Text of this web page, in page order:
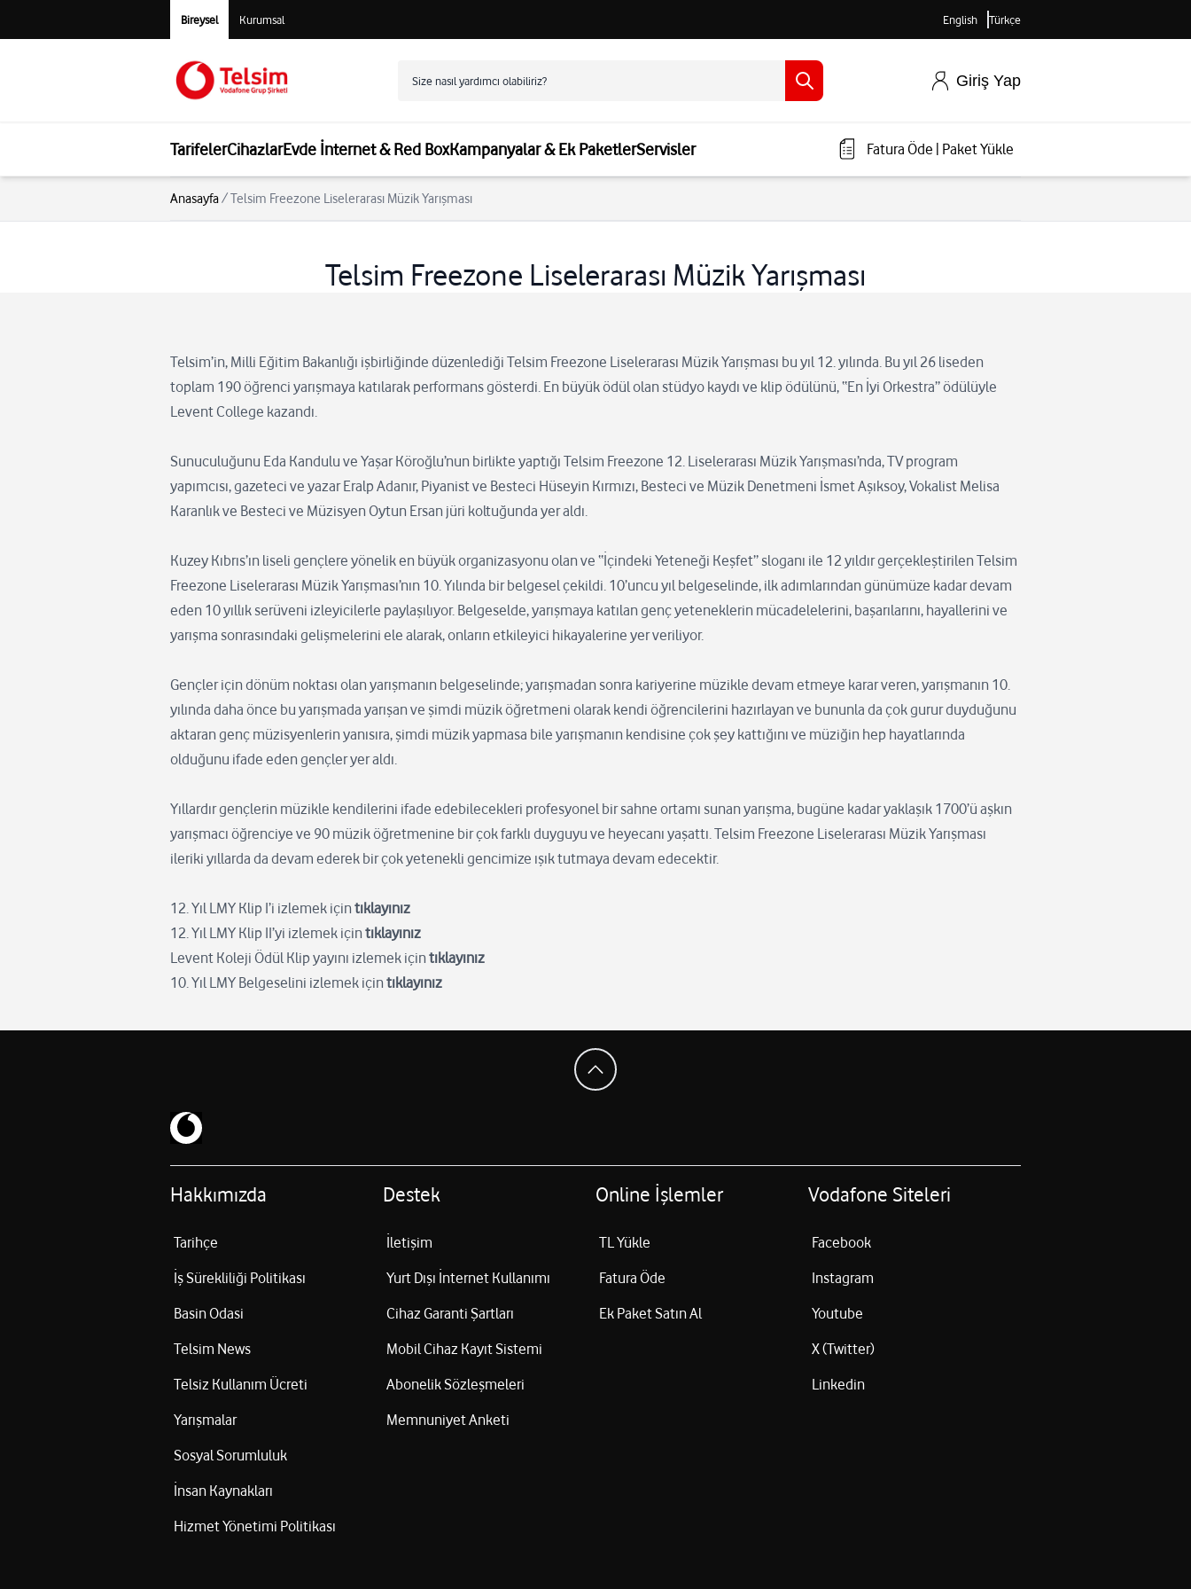
Bireysel Kurumsal English Türkçe
Giriş Yap
TarifelerCihazlarEvde İnternet & Red BoxKampanyalar & Ek PaketlerServisler Fatura Öde Paket Yükle
Anasayfa/Telsim Freezone Liselerarası Müzik Yarışması
Telsim Freezone Liselerarası Müzik Yarışması
Telsim’in, Milli Eğitim Bakanlığı işbirliğinde düzenlediği Telsim Freezone Liselerarası Müzik Yarışması bu yıl 12. yılında. Bu yıl 26 liseden
toplam 190 öğrenci yarışmaya katılarak performans gösterdi. En büyük ödül olan stüdyo kaydı ve klip ödülünü, “En İyi Orkestra” ödülüyle
Levent College kazandı.
Sunuculuğunu Eda Kandulu ve Yaşar Köroğlu’nun birlikte yaptığı Telsim Freezone 12. Liselerarası Müzik Yarışması’nda, TV program
yapımcısı, gazeteci ve yazar Eralp Adanır, Piyanist ve Besteci Hüseyin Kırmızı, Besteci ve Müzik Denetmeni İsmet Aşıksoy, Vokalist Melisa
Karanlık ve Besteci ve Müzisyen Oytun Ersan jüri koltuğunda yer aldı.
Kuzey Kıbrıs’ın liseli gençlere yönelik en büyük organizasyonu olan ve “İçindeki Yeteneği Keşfet” sloganı ile 12 yıldır gerçekleştirilen Telsim
Freezone Liselerarası Müzik Yarışması’nın 10. Yılında bir belgesel çekildi. 10’uncu yıl belgeselinde, ilk adımlarından günümüze kadar devam
eden 10 yıllık serüveni izleyicilerle paylaşılıyor. Belgeselde, yarışmaya katılan genç yeteneklerin mücadelelerini, başarılarını, hayallerini ve
yarışma sonrasındaki gelişmelerini ele alarak, onların etkileyici hikayalerine yer veriliyor.
Gençler için dönüm noktası olan yarışmanın belgeselinde; yarışmadan sonra kariyerine müzikle devam etmeye karar veren, yarışmanın 10.
yılında daha önce bu yarışmada yarışan ve şimdi müzik öğretmeni olarak kendi öğrencilerini hazırlayan ve bununla da çok gurur duyduğunu
aktaran genç müzisyenlerin yanısıra, şimdi müzik yapmasa bile yarışmanın kendisine çok şey kattığını ve müziğin hep hayatlarında
olduğunu ifade eden gençler yer aldı.
Yıllardır gençlerin müzikle kendilerini ifade edebilecekleri profesyonel bir sahne ortamı sunan yarışma, bugüne kadar yaklaşık 1700’ü aşkın
yarışmacı öğrenciye ve 90 müzik öğretmenine bir çok farklı duyguyu ve heyecanı yaşattı. Telsim Freezone Liselerarası Müzik Yarışması
ileriki yıllarda da devam ederek bir çok yetenekli gencimize ışık tutmaya devam edecektir.
12. Yıl LMY Klip I’i izlemek için tıklayınız
12. Yıl LMY Klip II’yi izlemek için tıklayınız
Levent Koleji Ödül Klip yayını izlemek için tıklayınız
10. Yıl LMY Belgeselini izlemek için tıklayınız
Hakkımızda
Tarihçe
İş Sürekliliği Politikası
Basin Odasi
Telsim News
Telsiz Kullanım Ücreti
Yarışmalar
Sosyal Sorumluluk
İnsan Kaynakları
Hizmet Yönetimi Politikası
Destek
İletişim
Yurt Dışı İnternet Kullanımı
Cihaz Garanti Şartları
Mobil Cihaz Kayıt Sistemi
Abonelik Sözleşmeleri
Memnuniyet Anketi
Online İşlemler
TL Yükle
Fatura Öde
Ek Paket Satın Al
Vodafone Siteleri
Facebook
Instagram
Youtube
X (Twitter)
Linkedin